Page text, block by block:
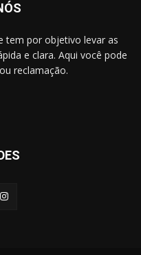
tem por objetivo levar as
e clara. Aqui você pode
reclamação.